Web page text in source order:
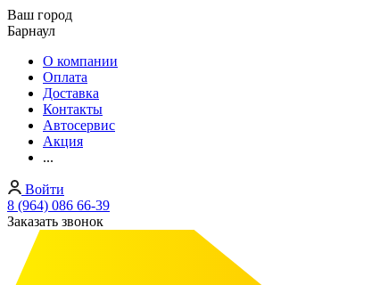
Ваш город
Барнаул
О компании
Оплата
Доставка
Контакты
Автосервис
Акция
...
Войти
8 (964) 086 66-39
Заказать звонок